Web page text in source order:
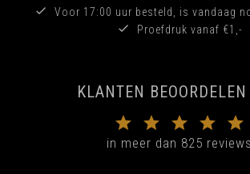
Voor 17:00 uur besteld, is vandaag
Proefdruk vanaf €1,-
KLANTEN
in meer dan 825 reviews